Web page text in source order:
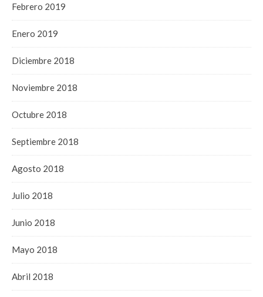
Febrero 2019
Enero 2019
Diciembre 2018
Noviembre 2018
Octubre 2018
Septiembre 2018
Agosto 2018
Julio 2018
Junio 2018
Mayo 2018
Abril 2018